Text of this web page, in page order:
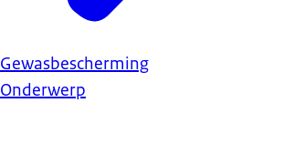
Gewasbescherming
Onderwerp